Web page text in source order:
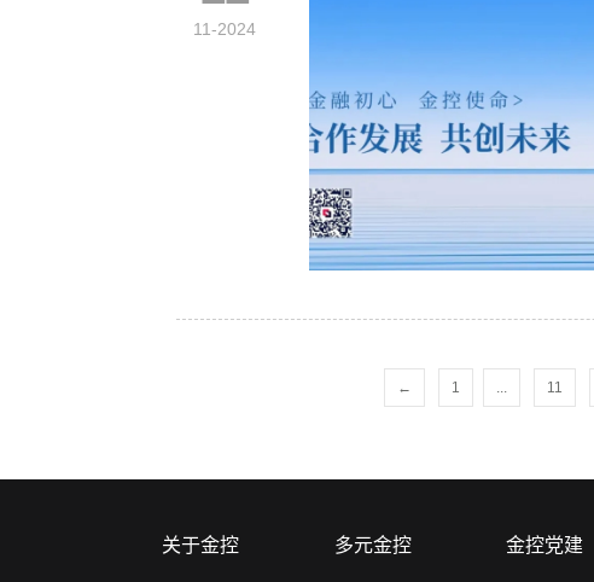
11-2024
← 1 ... 11
关于金控 多元金控 金控党建